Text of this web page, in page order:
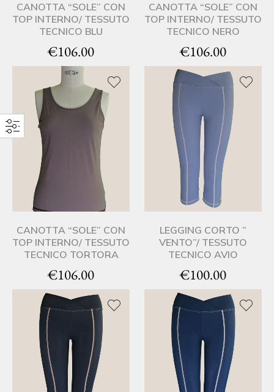
CANOTTA “SOLE” CON
TOP INTERNO/ TESSUTO
TECNICO BLU
€106.00
CANOTTA “SOLE” CON
TOP INTERNO/ TESSUTO
TECNICO NERO
€106.00
CANOTTA “SOLE” CON
TOP INTERNO/ TESSUTO
TECNICO TORTORA
€106.00
LEGGING CORTO ”
VENTO”/ TESSUTO
TECNICO AVIO
€100.00